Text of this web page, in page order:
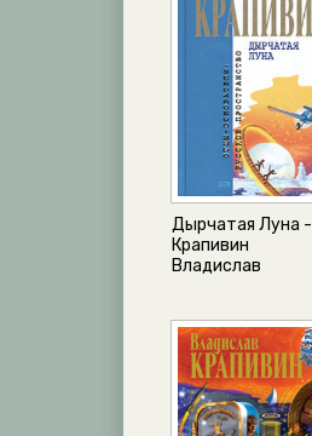
Дырчатая Луна -
Крапивин
Владислав